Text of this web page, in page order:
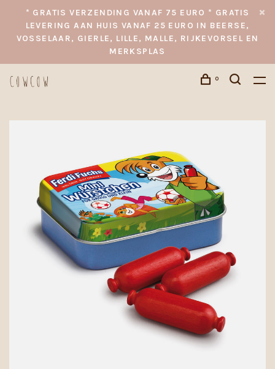
* GRATIS VERZENDING VANAF 75 EURO * GRATIS
LEVERING AAN HUIS VANAF 25 EURO IN BEERSE,
VOSSELAAR, GIERLE, LILLE, MALLE, RIJKEVORSEL EN
MERKSPLAS
0